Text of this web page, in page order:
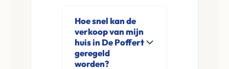
direct aan in De
Poffert en
omgeving. U
Hoe snel kan de
verkoop van mijn
huis in De Poffert
geregeld
worden?